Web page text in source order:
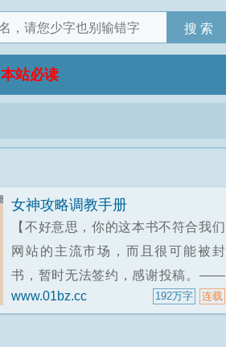
搜 索
本站必读
女神攻略调教手册
【不好意思，你的这本书不符合我们
网站的主流市场，而且很可能被封
书，暂时无法签约，感谢投稿。——
起飞文学网责编大鹏。】看着等了七
www.01bz.cc 连载
192万字